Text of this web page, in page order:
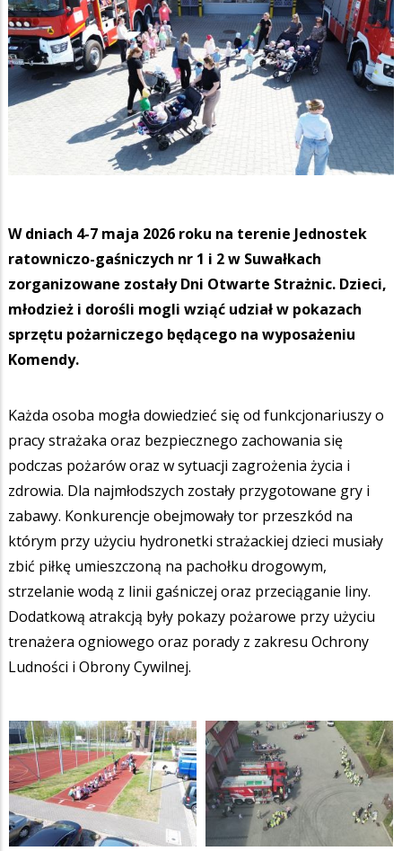
W dniach 4-7 maja 2026 roku na terenie Jednostek
ratowniczo-gaśniczych nr 1 i 2 w Suwałkach
zorganizowane zostały Dni Otwarte Strażnic. Dzieci,
młodzież i dorośli mogli wziąć udział w pokazach
sprzętu pożarniczego będącego na wyposażeniu
Komendy.
Każda osoba mogła dowiedzieć się od funkcjonariuszy o
pracy strażaka oraz bezpiecznego zachowania się
podczas pożarów oraz w sytuacji zagrożenia życia i
zdrowia. Dla najmłodszych zostały przygotowane gry i
zabawy. Konkurencje obejmowały tor przeszkód na
którym przy użyciu hydronetki strażackiej dzieci musiały
zbić piłkę umieszczoną na pachołku drogowym,
strzelanie wodą z linii gaśniczej oraz przeciąganie liny.
Dodatkową atrakcją były pokazy pożarowe przy użyciu
trenażera ogniowego oraz porady z zakresu Ochrony
Ludności i Obrony Cywilnej.